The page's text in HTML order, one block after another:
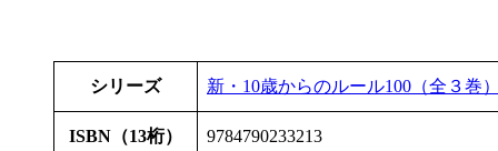
シリーズ 新・10歳からのルール100（全３巻
ISBN（13桁） 9784790233213